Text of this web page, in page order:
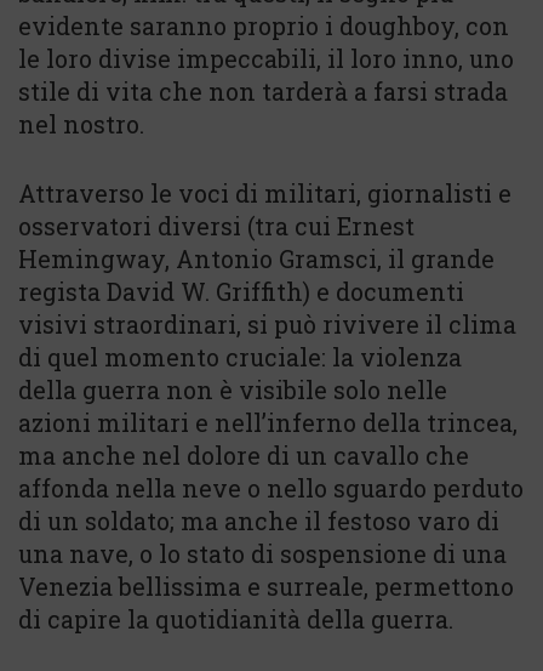
evidente saranno proprio i doughboy, con
le loro divise impeccabili, il loro inno, uno
stile di vita che non tarderà a farsi strada
nel nostro.
Attraverso le voci di militari, giornalisti e
osservatori diversi (tra cui Ernest
Hemingway, Antonio Gramsci, il grande
regista David W. Griffith) e documenti
visivi straordinari, si può rivivere il clima
di quel momento cruciale: la violenza
della guerra non è visibile solo nelle
azioni militari e nell’inferno della trincea,
ma anche nel dolore di un cavallo che
affonda nella neve o nello sguardo perduto
di un soldato; ma anche il festoso varo di
una nave, o lo stato di sospensione di una
Venezia bellissima e surreale, permettono
di capire la quotidianità della guerra.